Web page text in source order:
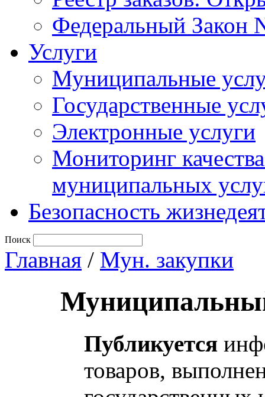
Федеральный Закон
Услуги
Муниципальные
Государственные
Электронные услуги
Мониторинг
муниципальных
Безопасность
Поиск
Главная / Мун. закупки
Публикуется
товаров,